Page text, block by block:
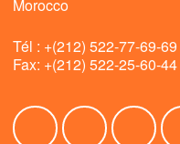
Morocco
Tél : +(212) 522-77-69-69
Fax: +(212) 522-25-60-44